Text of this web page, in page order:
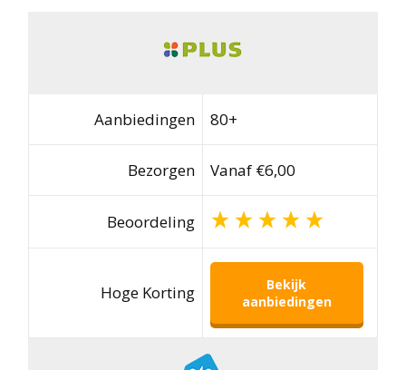
Aanbiedingen 80+
Bezorgen Vanaf €6,00
Beoordeling
Hoge Korting
Bekijk
aanbiedingen